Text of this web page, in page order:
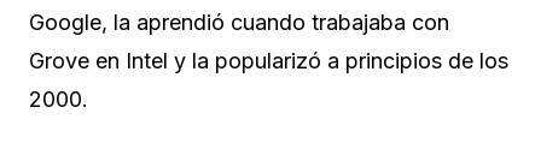
Google, la aprendió cuando trabajaba con
Grove en Intel y la popularizó a principios de los
2000.